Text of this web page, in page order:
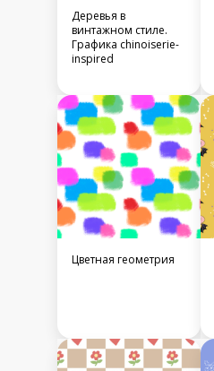
Деревья в
винтажном стиле.
Графика chinoiserie-
inspired
Цветная геометрия